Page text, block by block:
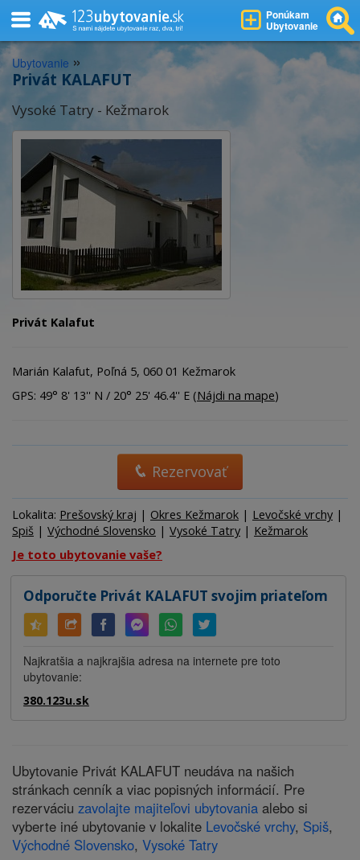
Ponúkam
Ubytovanie
Ubytovanie »
Privát KALAFUT
Vysoké Tatry - Kežmarok
Privát Kalafut
Marián Kalafut, Poľná 5, 060 01 Kežmarok
GPS: 49° 8' 13'' N / 20° 25' 46.4'' E (Nájdi na mape)
Rezervovať
Lokalita: Prešovský kraj | Okres Kežmarok | Levočské vrchy |
Spiš | Východné Slovensko | Vysoké Tatry | Kežmarok
Je toto ubytovanie vaše?
Odporučte Privát KALAFUT svojim priateľom
Najkratšia a najkrajšia adresa na internete pre toto
ubytovanie:
380.123u.sk
Ubytovanie Privát KALAFUT neudáva na našich
stránkach cenník a viac popisných informácií. Pre
rezerváciu zavolajte majiteľovi ubytovania alebo si
vyberte iné ubytovanie v lokalite Levočské vrchy, Spiš,
Východné Slovensko, Vysoké Tatry